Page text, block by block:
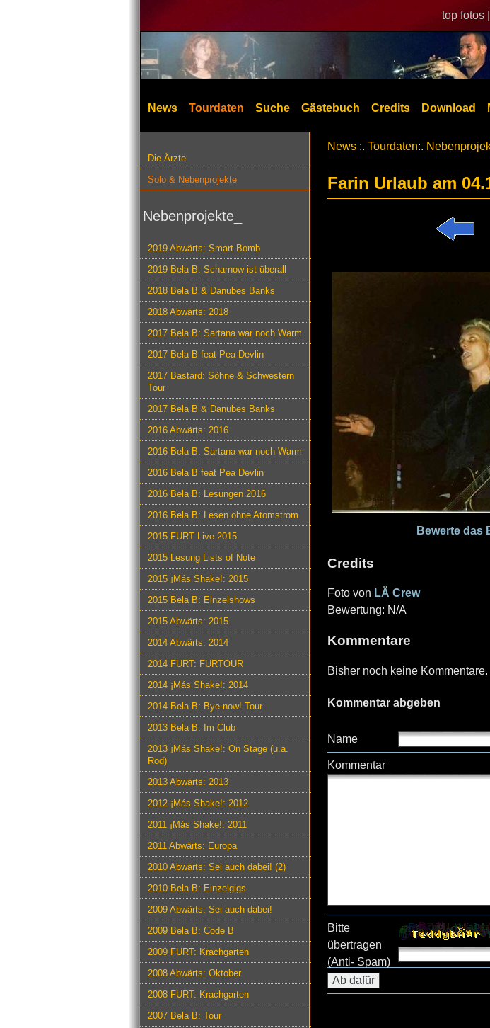
top fotos |
News Tourdaten Suche Gästebuch Credits Download
Die Ärzte
Solo & Nebenprojekte
Nebenprojekte_
2019 Abwärts: Smart Bomb
2019 Bela B: Scharnow ist überall
2018 Bela B & Danubes Banks
2018 Abwärts: 2018
2017 Bela B: Sartana war noch Warm
2017 Bela B feat Pea Devlin
2017 Bastard: Söhne & Schwestern
Tour
2017 Bela B & Danubes Banks
2016 Abwärts: 2016
2016 Bela B. Sartana war noch Warm
2016 Bela B feat Pea Devlin
2016 Bela B: Lesungen 2016
2016 Bela B: Lesen ohne Atomstrom
2015 FURT Live 2015
2015 Lesung Lists of Note
2015 ¡Más Shake!: 2015
2015 Bela B: Einzelshows
2015 Abwärts: 2015
2014 Abwärts: 2014
2014 FURT: FURTOUR
2014 ¡Más Shake!: 2014
2014 Bela B: Bye-now! Tour
2013 Bela B: Im Club
2013 ¡Más Shake!: On Stage (u.a.
Rod)
2013 Abwärts: 2013
2012 ¡Más Shake!: 2012
2011 ¡Más Shake!: 2011
2011 Abwärts: Europa
2010 Abwärts: Sei auch dabei! (2)
2010 Bela B: Einzelgigs
2009 Abwärts: Sei auch dabei!
2009 Bela B: Code B
2009 FURT: Krachgarten
2008 Abwärts: Oktober
2008 FURT: Krachgarten
2007 Bela B: Tour
News :. Tourdaten:.
Farin Urlaub am
Bewerte das
Credits
Foto von LÄ Crew
Bewertung: N/A
Kommentare
Bisher noch keine Kommentare.
Kommentar abgeben
Name
Kommentar
Bitte
übertragen
(Anti- Spam)